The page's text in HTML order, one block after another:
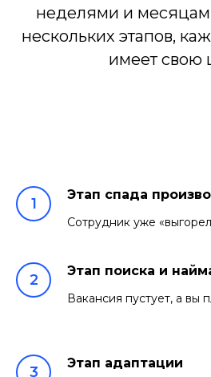
неделями и
нескольких этапов,
имеет свою
Этап спада
Cотрудник уже
Этап поиска и
Вакансия пустует, а вы
Этап адаптации